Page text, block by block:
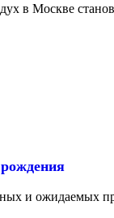
в Москве
и ожидаемых